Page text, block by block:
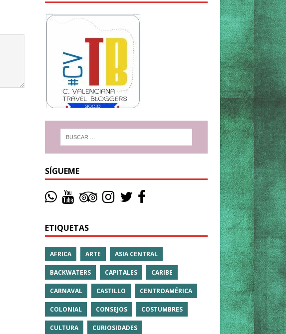
SÍGUEME
ETIQUETAS
AFRICA ARTE ASIA CENTRAL
BACKWATERS CAPITALES CARIBE
CARNAVAL CASTILLO CENTROAMÉRICA
COLONIAL CONSEJOS COSTUMBRES
CULTURA CURIOSIDADES